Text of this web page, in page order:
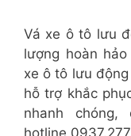
Vá xe ô tô lưu
lượng hoàn
xe ô tô lưu
hỗ trợ khắc
nhanh chóng,
hotline